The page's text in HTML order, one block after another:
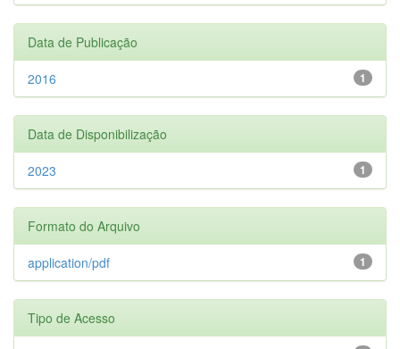
Data de Publicação
1
2016
Data de Disponibilização
1
2023
Formato do Arquivo
1
application/pdf
Tipo de Acesso